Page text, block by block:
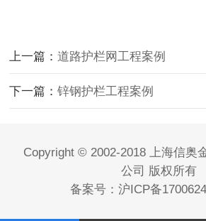
上一篇：道路护栏网工程案例
下一篇：锌钢护栏工程案例
Copyright © 2002-2018 上海信奥
公司 版权所有
备案号： 沪ICP备